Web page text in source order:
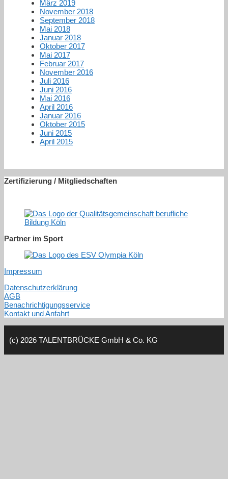
März 2019
November 2018
September 2018
Mai 2018
Januar 2018
Oktober 2017
Mai 2017
Februar 2017
November 2016
Juli 2016
Juni 2016
Mai 2016
April 2016
Januar 2016
Oktober 2015
Juni 2015
April 2015
Zertifizierung / Mitgliedschaften
Partner im Sport
Impressum
Datenschutzerklärung
AGB
Benachrichtigungsservice
Kontakt und Anfahrt
(c) 2026 TALENTBRÜCKE GmbH & Co. KG